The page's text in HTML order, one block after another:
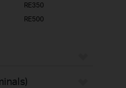
RE350
RE500